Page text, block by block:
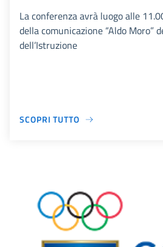
La conferenza avrà luogo alle
della comunicazione “Aldo Moro”
dell’Istruzione
SCOPRI TUTTO